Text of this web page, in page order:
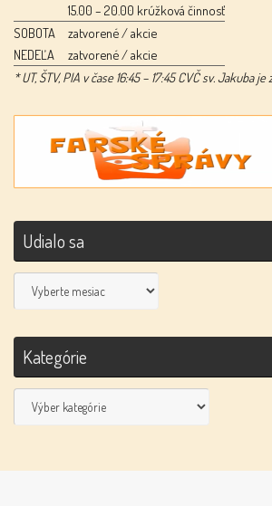
15.00 – 20.00 krúžková činnosť
SOBOTA
zatvorené / akcie
NEDEĽA
zatvorené / akcie
* UT, ŠTV, PIA v čase 16:45 – 17:45 CVČ sv. Jakuba
Udialo sa
Udialo
sa
Kategórie
Kategórie